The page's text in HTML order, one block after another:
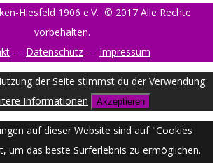
Hiesfeld 1906 e.V. © 2017 Alle Rechte
vorbehalten.
--- Datenschutz --- Impressum
der Seite stimmst du der Verwendung
Informationen Akzeptieren
auf dieser Website sind auf "Cookies
um das beste Surferlebnis zu ermöglichen.